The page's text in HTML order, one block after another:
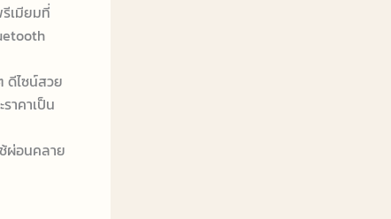
เมียมที่
ดีไซน์สวย
าคาเป็น
ผ่อนคลาย